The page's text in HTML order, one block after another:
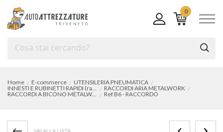
0
Home E-commerce
UTENSILERIA PNEUMATICA
INNESTI E RUBINETTI RAPIDI (raccordi aria)
RACCORDI ARIA METALWORK
RACCORDI A BICONO METALWORK
Ref.B6 - RACCORDO